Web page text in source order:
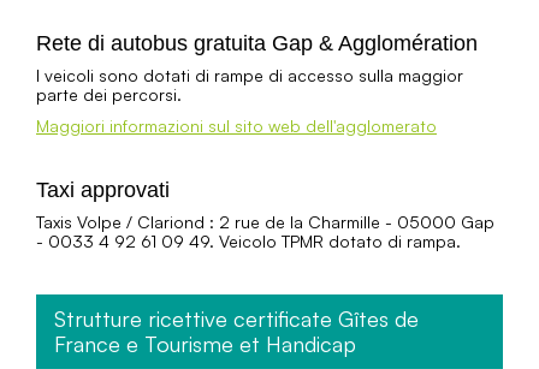
Rete di autobus gratuita Gap & Agglomération
I veicoli sono dotati di rampe di accesso sulla maggior
parte dei percorsi.
Maggiori informazioni sul sito web dell'agglomerato
Taxi approvati
Taxis Volpe / Clariond : 2 rue de la Charmille - 05000 Gap
- 0033 4 92 61 09 49. Veicolo TPMR dotato di rampa.
Strutture ricettive certificate Gîtes de
France e Tourisme et Handicap